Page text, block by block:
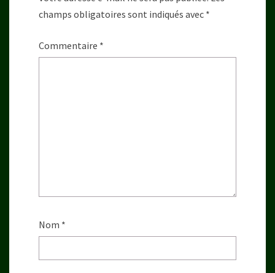
champs obligatoires sont indiqués avec *
Commentaire *
Nom *